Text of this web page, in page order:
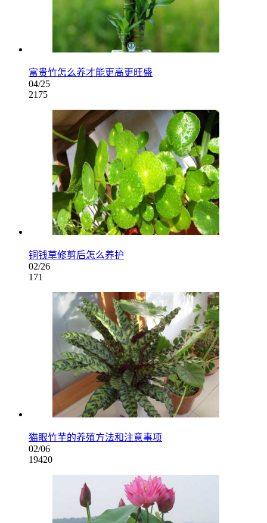
富贵竹怎么养才能更高更旺盛
04/25
2175
铜钱草修剪后怎么养护
02/26
171
猫眼竹芋的养殖方法和注意事项
02/06
19420